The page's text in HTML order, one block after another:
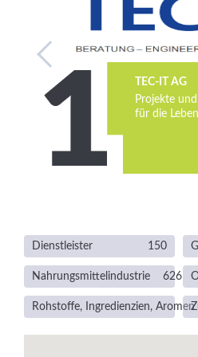
Newsletter
TEC-IT AG
Projekte
für die
Dienstleister 150
Nahrungsmittelindustrie 626
Rohstoffe, Ingredienzien, Aromen